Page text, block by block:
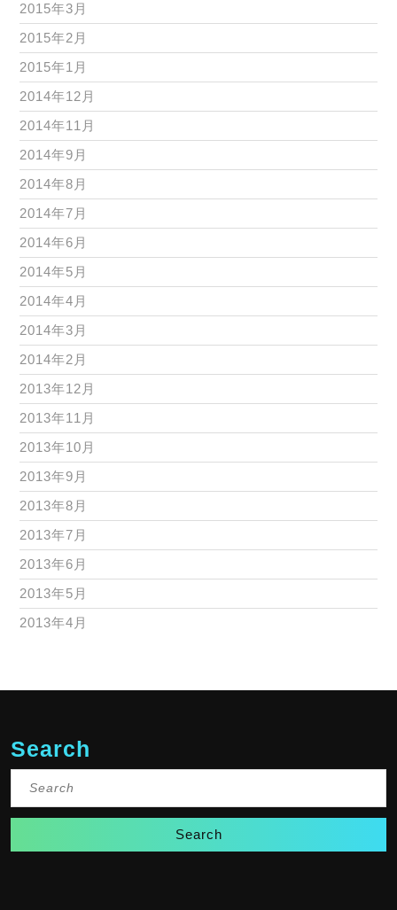
2015年3月
2015年2月
2015年1月
2014年12月
2014年11月
2014年9月
2014年8月
2014年7月
2014年6月
2014年5月
2014年4月
2014年3月
2014年2月
2013年12月
2013年11月
2013年10月
2013年9月
2013年8月
2013年7月
2013年6月
2013年5月
2013年4月
Search